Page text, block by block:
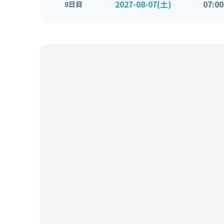
8日目 2027-08-07(土) 07:00